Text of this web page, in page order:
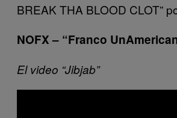
BREAK THA BLOOD CLOT”
NOFX – “Franco
El video “Jibjab”